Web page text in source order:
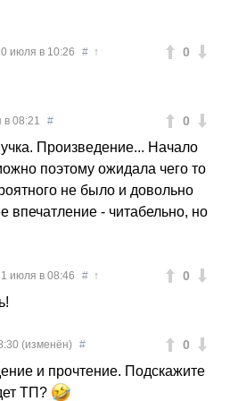
0
июля в 10:26 # ↑
0
08:21 #
Произведение... Начало
поэтому ожидала чего то
не было и довольно
впечатление - читабельно, но
0
июля в 08:46 # ↑
0
(изменён) #
и прочтение. Подскажите
ТП?